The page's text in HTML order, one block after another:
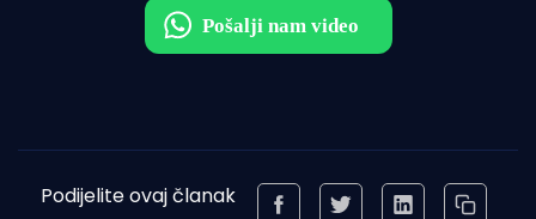
Podijelite ovaj članak